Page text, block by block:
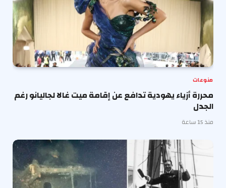
منوعات
محررة أزياء يهودية تدافع عن إقامة ميت غالا لجاليانو رغم
الجدل
منذ 15 ساعة